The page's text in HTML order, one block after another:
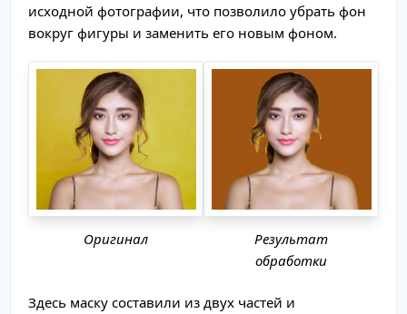
исходной фотографии, что позволило убрать фон
вокруг фигуры и заменить его новым фоном.
Оригинал
Результат
обработки
Здесь маску составили из двух частей и